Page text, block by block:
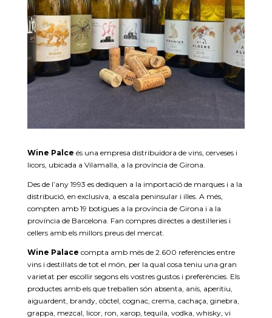
Wine Palce és una empresa distribuïdora de vins, cerveses i
licors, ubicada a Vilamalla, a la província de Girona.
Des de l’any 1993 es dediquen a la importació de marques i a la
distribució, en exclusiva, a escala peninsular i illes. A més,
compten amb 19 botigues a la província de Girona i a la
província de Barcelona. Fan compres directes a destil·leries i
cellers amb els millors preus del mercat.
Wine Palace compta amb més de 2.600 referències entre
vins i destil·lats de tot el món, per la qual cosa teniu una gran
varietat per escollir segons els vostres gustos i preferències. Els
productes amb els que treballen són absenta, anís, aperitiu,
aiguardent, brandy, còctel, cognac, crema, cachaça, ginebra,
grappa, mezcal, licor, ron, xarop, tequila, vodka, whisky, vi